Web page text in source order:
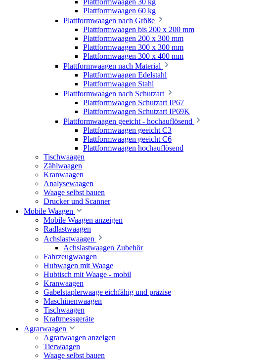
Plattformwaagen 60 kg
Plattformwaagen nach Größe
Plattformwaagen bis 200 x 200 mm
Plattformwaagen 200 x 300 mm
Plattformwaagen 300 x 300 mm
Plattformwaagen 300 x 400 mm
Plattformwaagen nach Material
Plattformwaagen Edelstahl
Plattformwaagen Stahl
Plattformwaagen nach Schutzart
Plattformwaagen Schutzart IP67
Plattformwaagen Schutzart IP69K
Plattformwaagen geeicht - hochauflösend
Plattformwaagen geeicht C3
Plattformwaagen geeicht C6
Plattformwaagen hochauflösend
Tischwaagen
Zählwaagen
Kranwaagen
Analysewaagen
Waage selbst bauen
Drucker und Scanner
Mobile Waagen
Mobile Waagen anzeigen
Radlastwaagen
Achslastwaagen
Achslastwaagen Zubehör
Fahrzeugwaagen
Hubwagen mit Waage
Hubtisch mit Waage - mobil
Kranwaagen
Gabelstaplerwaage eichfähig und präzise
Maschinenwaagen
Tischwaagen
Kraftmessgeräte
Agrarwaagen
Agrarwaagen anzeigen
Tierwaagen
Waage selbst bauen